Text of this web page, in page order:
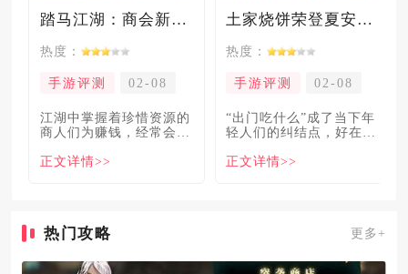
踏马江湖：商会新玩法坑惨奸商，拼多多砍一砍洗脑夏安！
热度：
手游评测 02-08
​江湖中掌握着珍惜资源的
商人们为赚钱，经常会让
倍，
正文详情>>
土家烧饼荣登夏安必吃榜？烧饼西施摇身成流量网红！
热度：
手游评测 02-08
“出门吃什么”成了当下年
轻人们的纠结点，好在美
解
正文详情>>
热门攻略 更多+